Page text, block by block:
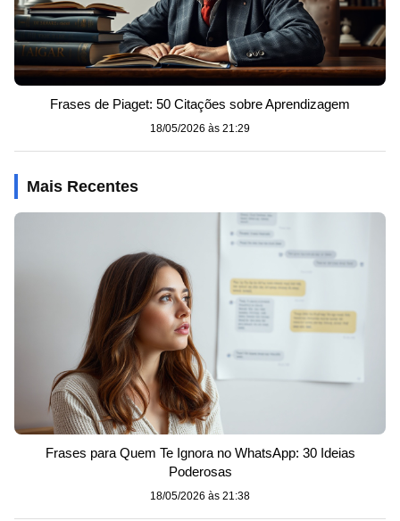
Frases de Piaget: 50 Citações sobre Aprendizagem
18/05/2026 às 21:29
Mais Recentes
Frases para Quem Te Ignora no WhatsApp: 30 Ideias
Poderosas
18/05/2026 às 21:38